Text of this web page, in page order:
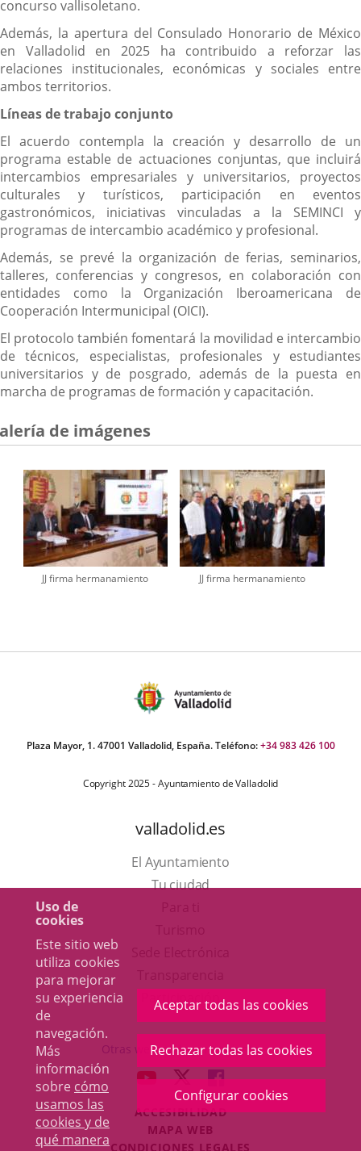
Uso de
cookies
Este sitio web
utiliza cookies
para mejorar
su experiencia
de
navegación.
Más
información
sobre cómo
usamos las
cookies y de
qué manera
Aceptar todas las cookies
Rechazar todas las cookies
Configurar cookies
concurso vallisoletano.
Además, la apertura del Consulado Honorario de México
en Valladolid en 2025 ha contribuido a reforzar las
relaciones institucionales, económicas y sociales entre
ambos territorios.
Líneas de trabajo conjunto
El acuerdo contempla la creación y desarrollo de un
programa estable de actuaciones conjuntas, que incluirá
intercambios empresariales y universitarios, proyectos
culturales y turísticos, participación en eventos
gastronómicos, iniciativas vinculadas a la SEMINCI y
programas de intercambio académico y profesional.
Además, se prevé la organización de ferias, seminarios,
talleres, conferencias y congresos, en colaboración con
entidades como la Organización Iberoamericana de
Cooperación Intermunicipal (OICI).
El protocolo también fomentará la movilidad e intercambio
de técnicos, especialistas, profesionales y estudiantes
universitarios y de posgrado, además de la puesta en
marcha de programas de formación y capacitación.
de imágenes
JJ firma hermanamiento JJ firma hermanamiento
Plaza Mayor, 1. 47001 Valladolid, España. Teléfono:+34 983 426 100
Copyright 2025 - Ayuntamiento de Valladolid
valladolid.es
El Ayuntamiento
Tu ciudad
abrirá
en
una
ventana
nueva.
una
aplicación
externa.
Participación
Otras webs del ayuntamiento
ENLACE
UNA
APLICACIÓN
ENLACE
A
UNA
APLICACIÓN
ENLACE
A
UNA
ACCESIBILIDAD
MAPA WEB
CONDICIONES LEGALES